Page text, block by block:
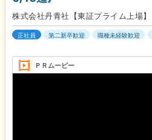
株式会社丹青社【東証プライム上場】
正社員 第二新卒歓迎 職種未経験歓迎
ＰＲムービー